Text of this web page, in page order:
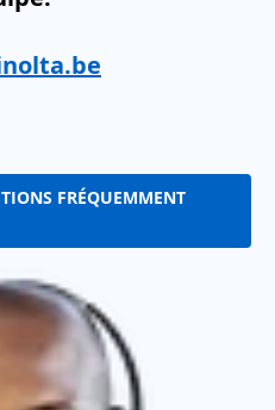
FRÉQUEMMENT